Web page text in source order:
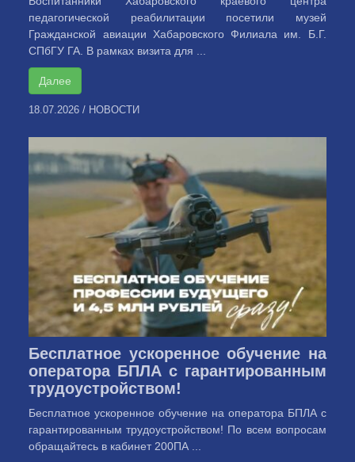
педагогической реабилитации посетили музей
Гражданской авиации Хабаровского Филиала им. Б.Г.
СПбГУ ГА. В рамках визита для ...
Далее
18.07.2026 / НОВОСТИ
Бесплатное ускоренное обучение на
оператора БПЛА с гарантированным
трудоустройством!
Бесплатное ускоренное обучение на оператора БПЛА с
гарантированным трудоустройством! По всем вопросам
обращайтесь в кабинет 200ПА ...